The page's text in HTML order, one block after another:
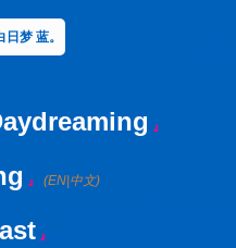
日梦 蓝。
』
』
(EN|中文)
』